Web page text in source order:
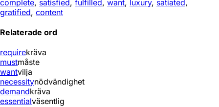
complete, satisfied, fulfilled, want, luxury, satiated,
gratified, content
Relaterade ord
requirekräva
mustmåste
wantvilja
necessitynödvändighet
demandkräva
essentialväsentlig